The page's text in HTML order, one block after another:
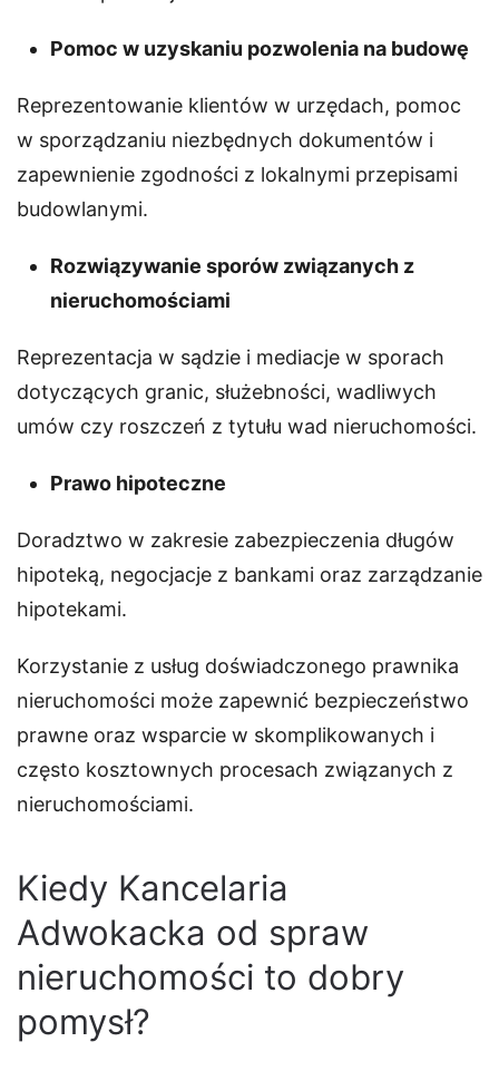
Pomoc w uzyskaniu pozwolenia na budowę
Reprezentowanie klientów w urzędach, pomoc
w sporządzaniu niezbędnych dokumentów i
zapewnienie zgodności z lokalnymi przepisami
budowlanymi.
Rozwiązywanie sporów związanych z
nieruchomościami
Reprezentacja w sądzie i mediacje w sporach
dotyczących granic, służebności, wadliwych
umów czy roszczeń z tytułu wad nieruchomości.
Prawo hipoteczne
Doradztwo w zakresie zabezpieczenia długów
hipoteką, negocjacje z bankami oraz zarządzanie
hipotekami.
Korzystanie z usług doświadczonego prawnika
nieruchomości może zapewnić bezpieczeństwo
prawne oraz wsparcie w skomplikowanych i
często kosztownych procesach związanych z
nieruchomościami.
Kiedy Kancelaria
Adwokacka od spraw
nieruchomości to dobry
pomysł?